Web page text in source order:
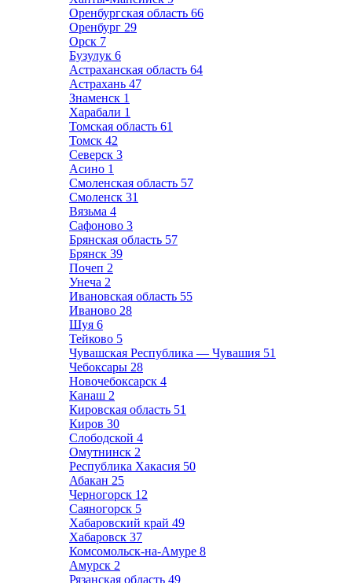
Оренбургская область 66
Оренбург 29
Орск 7
Бузулук 6
Астраханская область 64
Астрахань 47
Знаменск 1
Харабали 1
Томская область 61
Томск 42
Северск 3
Асино 1
Смоленская область 57
Смоленск 31
Вязьма 4
Сафоново 3
Брянская область 57
Брянск 39
Почеп 2
Унеча 2
Ивановская область 55
Иваново 28
Шуя 6
Тейково 5
Чувашская Республика — Чувашия 51
Чебоксары 28
Новочебоксарск 4
Канаш 2
Кировская область 51
Киров 30
Слободской 4
Омутнинск 2
Республика Хакасия 50
Абакан 25
Черногорск 12
Саяногорск 5
Хабаровский край 49
Хабаровск 37
Комсомольск-на-Амуре 8
Амурск 2
Рязанская область 49